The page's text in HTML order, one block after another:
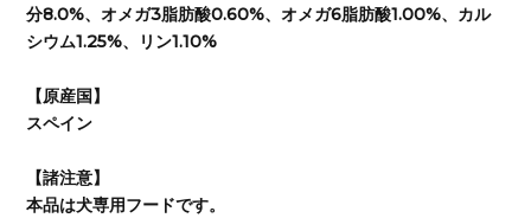
分8.0%、オメガ3脂肪酸0.60%、オメガ6脂肪酸1.00%、カル
シウム1.25%、リン1.10%
【原産国】
スペイン
【諸注意】
本品は犬専用フードです。